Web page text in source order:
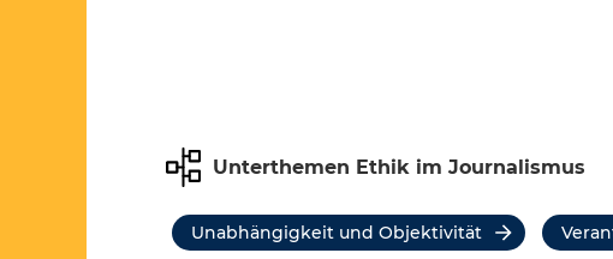
Unterthemen Ethik im Journalismus
Unabhängigkeit und Objektivität